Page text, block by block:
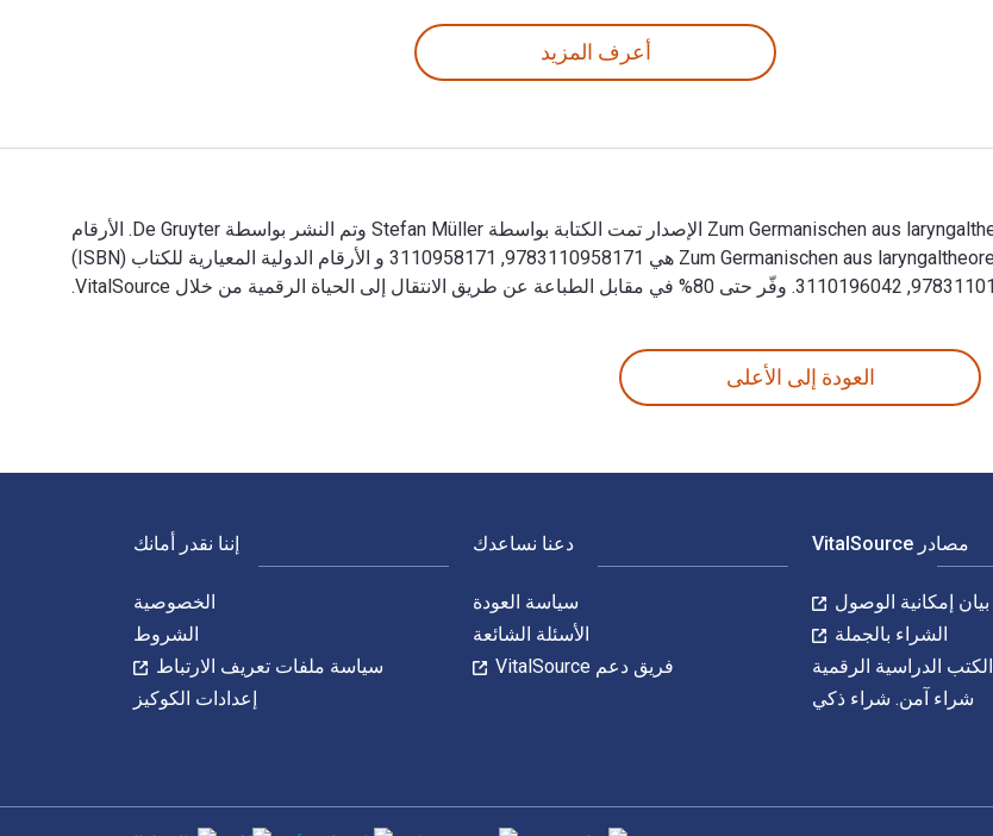
أعرف المزيد
Zum Germanischen aus laryngaltheoretischer Sicht: Mit einer Einführung in die Grundlagen 1st الإصدار تمت الكتابة بواسطة Stefan Müller وتم النشر بواسطة De Gruyter. الأرقام
الدولية المعيارية للكتب الدراسية الإلكترونية والرقمية لـ Zum Germanischen aus laryngaltheoretischer Sicht هي 9783110958171, 3110958171 و الأرقام الدولية المعيارية للكتاب (ISBN)
العودة إلى الأعلى
مصادر VitalSource
بيان إمكانية الوصول
الشراء بالجملة
الكتب الدراسية الرقمية
شراء آمن. شراء ذكي
دعنا نساعدك
سياسة العودة
الأسئلة الشائعة
فريق دعم VitalSource
إننا نقدر أمانك
الخصوصية
الشروط
سياسة ملفات تعريف الارتباط
إعدادات الكوكيز